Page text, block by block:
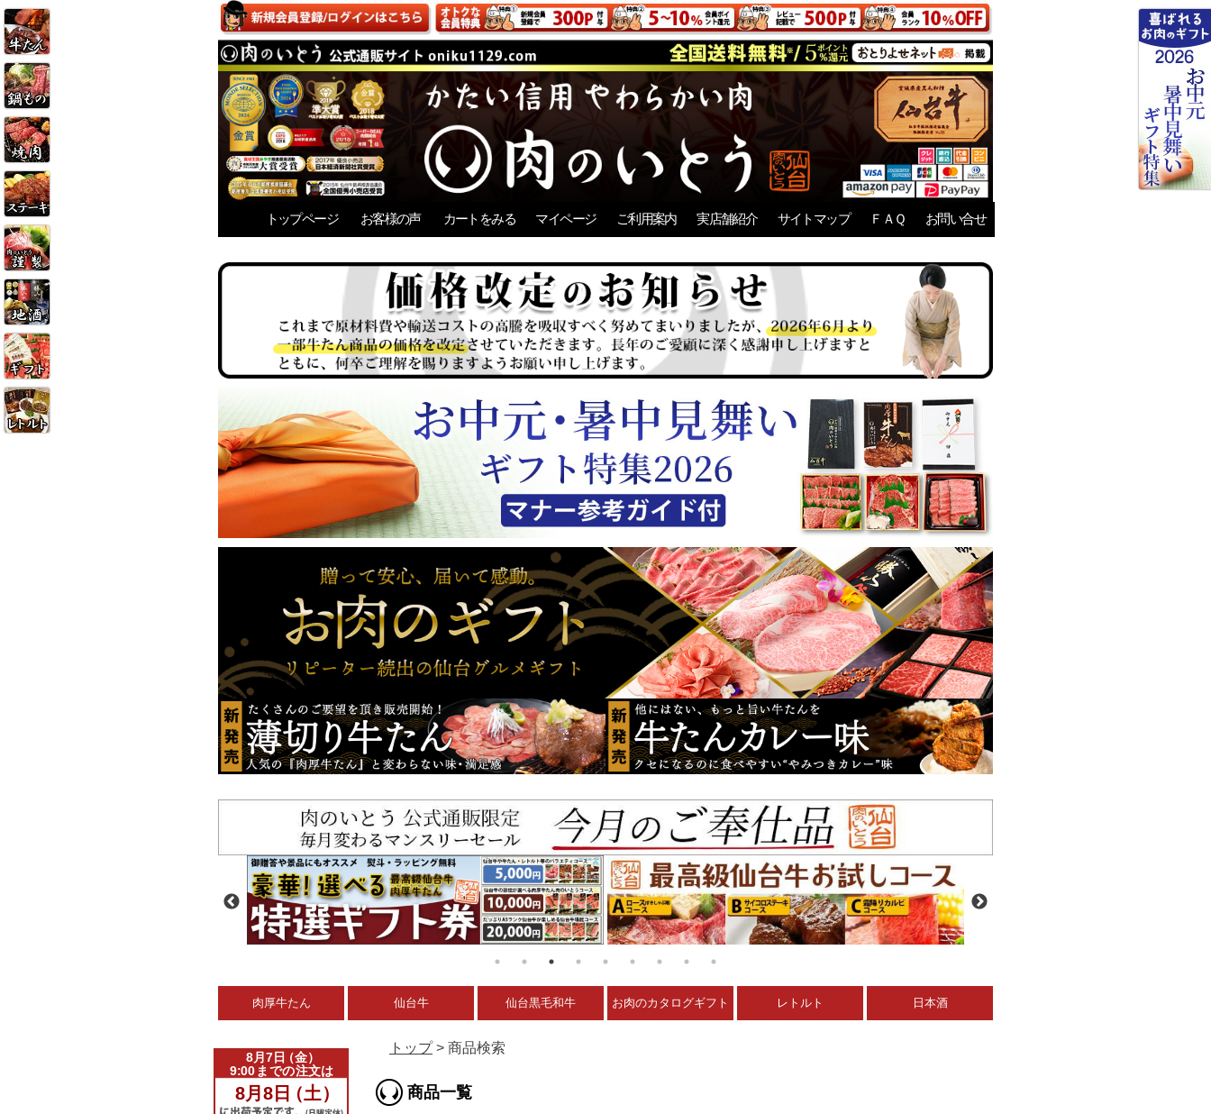
トップページ お客様の声 カートをみる マイページ ご利用案内 実店舗紹介 サイトマップ ＦＡＱ お問い合せ
肉厚牛たん 仙台牛 仙台黒毛和牛 お肉のカタログギフト レトルト 日本酒
トップ> 商品検索
商品一覧